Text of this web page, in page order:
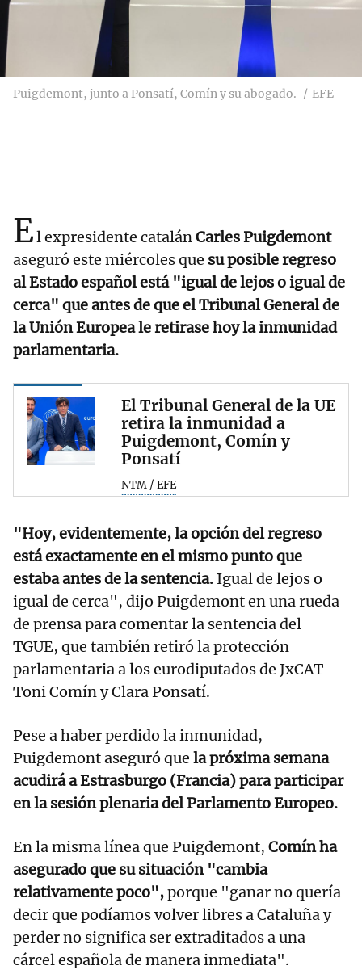
Puigdemont, junto a Ponsatí, Comín y su abogado. EFE
El expresidente catalánCarles Puigdemont
aseguró este miércoles que su posible regreso
al Estado español está "igual de lejos o igual de
cerca" que antes de que el Tribunal General de
la Unión Europea le retirase hoy la inmunidad
parlamentaria.
El Tribunal General de la UE
retira la inmunidad a
Puigdemont, Comín y
Ponsatí
NTM / EFE
"Hoy, evidentemente, la opción del regreso
está exactamente en el mismo punto que
estaba antes de la sentencia. Igual de lejos o
igual de cerca", dijo Puigdemont en una rueda
de prensa para comentar la sentencia del
TGUE, que también retiró la protección
parlamentaria a los eurodiputados de JxCAT
Toni Comín y Clara Ponsatí.
Pese a haber perdido la inmunidad,
Puigdemont aseguró que la próxima semana
acudirá a Estrasburgo (Francia) para participar
en la sesión plenaria del Parlamento Europeo.
En la misma línea que Puigdemont, Comín ha
asegurado que su situación "cambia
relativamente poco",porque "ganar no quería
decir que podíamos volver libres a Cataluña y
perder no significa ser extraditados a una
cárcel española de manera inmediata".